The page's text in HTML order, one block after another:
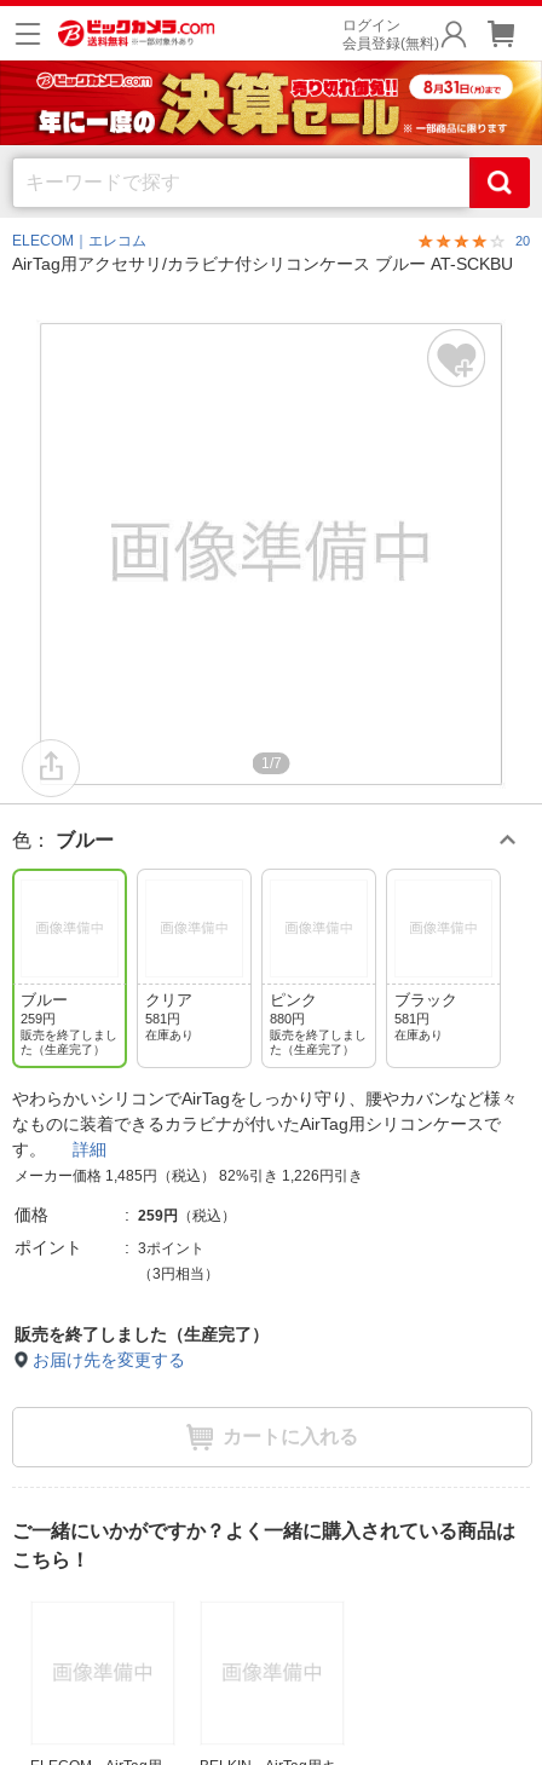
ログイン
会員登録(無料)
ELECOM｜エレコム 20
AirTag用アクセサリ/カラビナ付シリコンケース ブルー AT-SCKBU
1/7
色 ： ブルー
ブルー
259円
販売を終了しまし
た（生産完了）
クリア
581円
在庫あり
ピンク
880円
販売を終了しまし
た（生産完了）
ブラック
581円
在庫あり
やわらかいシリコンでAirTagをしっかり守り、腰やカバンなど様々
なものに装着できるカラビナが付いたAirTag用シリコンケースで
す。 詳細
メーカー価格 1,485円（税込） 82%引き 1,226円引き
価格 259円 （税込）
ポイント
3ポイント
（3円相当）
販売を終了しました（生産完了）
お届け先を変更する
カートに入れる
ご一緒にいかがですか？よく一緒に購入されている商品は
こちら！